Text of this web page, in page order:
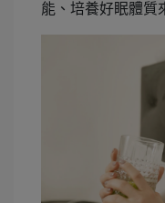
能、培養好眠體質